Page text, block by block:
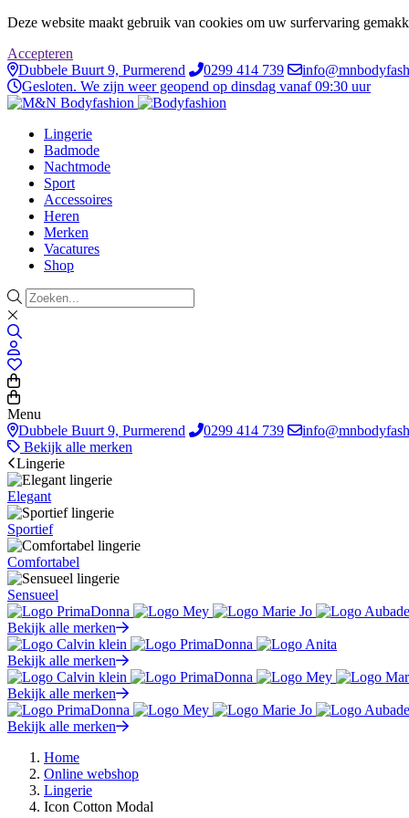
Deze website maakt gebruik van cookies om uw surfervaring
Accepteren
Dubbele Buurt 9, Purmerend
0299 414 739
Gesloten. We zijn weer geopend op dinsdag vanaf 09:30 uur
Lingerie
Badmode
Nachtmode
Sport
Accessoires
Heren
Merken
Vacatures
Shop
Menu
Dubbele Buurt 9, Purmerend
0299 414 739
Bekijk alle merken
Lingerie
Elegant
Sportief
Comfortabel
Sensueel
Bekijk alle merken
Bekijk alle merken
Bekijk alle merken
Bekijk alle merken
Home
Online webshop
Lingerie
Icon Cotton Modal